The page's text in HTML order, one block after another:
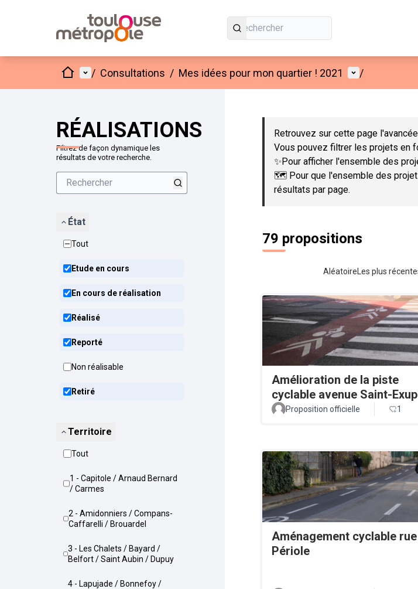
AccueilMenu principal
/ Consultations / Mes idées pour mon quartier ! 2021 Menu
/
RÉALISATIONS
Filtrez de façon dynamique les
résultats de votre recherche.
État
Tout
Etude en cours
En cours de réalisation
Réalisé
Reporté
Non réalisable
Retiré
Territoire
Tout
1 - Capitole / Arnaud Bernard
/ Carmes
2 - Amidonniers / Compans-
Caffarelli / Brouardel
3 - Les Chalets / Bayard /
Belfort / Saint Aubin / Dupuy
4 - Lapujade / Bonnefoy /
Passer la carte
Retrouvez sur cette page
Vous pouvez filtrer les projets en
✨Pour afficher l'ensemble des
🗺️ Pour que l'ensemble des
résultats par page.
79 propositions
Aléatoire Les plus
Amélioration de la piste
cyclable avenue Saint-
Proposition officielle 1
Aménagement cyclable
Périole